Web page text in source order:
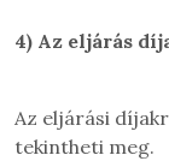
4) Az eljárás
Az eljárási
tekintheti meg.